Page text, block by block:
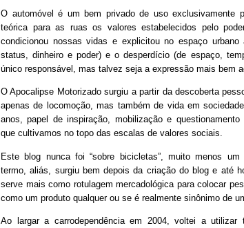
O automóvel é um bem privado de uso exclusivamente
teórica para as ruas os valores estabelecidos pelo
condicionou nossas vidas e explicitou no espaço
status, dinheiro e poder) e o desperdício (de espaço,
único responsável, mas talvez seja a expressão mais bem
O Apocalipse Motorizado surgiu a partir da descoberta
apenas de locomoção, mas também de vida em
anos, papel de inspiração, mobilização e questionamento
que cultivamos no topo das escalas de valores sociais.
Este blog nunca foi “sobre bicicletas”, muito menos um
termo, aliás, surgiu bem depois da criação do blog e até
serve mais como rotulagem mercadológica para colocar
como um produto qualquer ou se é realmente sinônimo de
Ao largar a carrodependência em 2004, voltei a utilizar